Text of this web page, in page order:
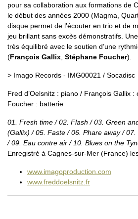
pour sa collaboration aux formations de
le début des années 2000 (Magma,
disque permet de l’écouter en trio et de
jeu brillant sans excès démonstratifs.
très équilibré avec le soutien d’une
(François Gallix Stéphane Foucher).
> Imago Records - IMG00021 / Socadisc
Fred d’Oelsnitz : piano / François Gallix
Foucher : batterie
01. Fresh time / 02. Flash / 03. Green
(Gallix) / 05. Faste / 06. Phare away /
/ 09. Eau contre air / 10. Blues on the
Enregistré à Cagnes-sur-Mer (France)
www.imagoproduction.com
www.freddoelsnitz.fr